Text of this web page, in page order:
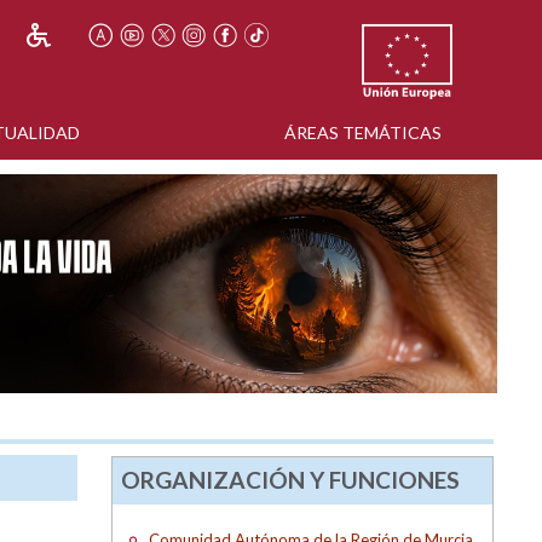
ÁREAS TEMÁTICAS
ORGANIZACIÓN Y FUNCIONES